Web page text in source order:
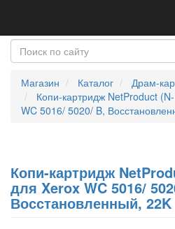
Магазин Каталог Драм-
Копи-картридж NetProduct
WC 5016/ 5020/ B,
Копи-картридж
для Xerox WC 5016/
Восстановленный, 22K